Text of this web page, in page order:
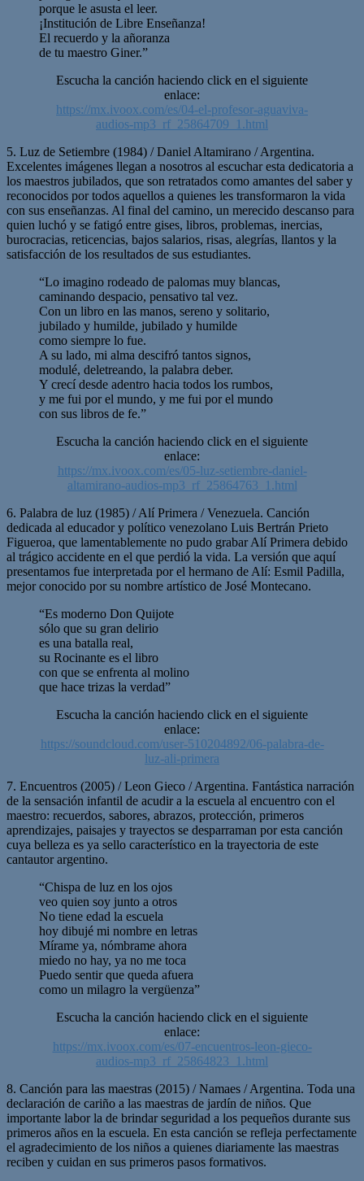
porque le asusta el leer.
¡Institución de Libre Enseñanza!
El recuerdo y la añoranza
de tu maestro Giner.”
Escucha la canción haciendo click en el siguiente
enlace:
https://mx.ivoox.com/es/04-el-profesor-aguaviva-
audios-mp3_rf_25864709_1.html
5. Luz de Setiembre (1984) / Daniel Altamirano / Argentina.
Excelentes imágenes llegan a nosotros al escuchar esta dedicatoria a
los maestros jubilados, que son retratados como amantes del saber y
reconocidos por todos aquellos a quienes les transformaron la vida
con sus enseñanzas. Al final del camino, un merecido descanso para
quien luchó y se fatigó entre gises, libros, problemas, inercias,
burocracias, reticencias, bajos salarios, risas, alegrías, llantos y la
satisfacción de los resultados de sus estudiantes.
“Lo imagino rodeado de palomas muy blancas,
caminando despacio, pensativo tal vez.
Con un libro en las manos, sereno y solitario,
jubilado y humilde, jubilado y humilde
como siempre lo fue.
A su lado, mi alma descifró tantos signos,
modulé, deletreando, la palabra deber.
Y crecí desde adentro hacia todos los rumbos,
y me fui por el mundo, y me fui por el mundo
con sus libros de fe.”
Escucha la canción haciendo click en el siguiente
enlace:
https://mx.ivoox.com/es/05-luz-setiembre-daniel-
altamirano-audios-mp3_rf_25864763_1.html
6. Palabra de luz (1985) / Alí Primera / Venezuela. Canción
dedicada al educador y político venezolano Luis Bertrán Prieto
Figueroa, que lamentablemente no pudo grabar Alí Primera debido
al trágico accidente en el que perdió la vida. La versión que aquí
presentamos fue interpretada por el hermano de Alí: Esmil Padilla,
mejor conocido por su nombre artístico de José Montecano.
“Es moderno Don Quijote
sólo que su gran delirio
es una batalla real,
su Rocinante es el libro
con que se enfrenta al molino
que hace trizas la verdad”
Escucha la canción haciendo click en el siguiente
enlace:
https://soundcloud.com/user-510204892/06-palabra-de-
luz-ali-primera
7. Encuentros (2005) / Leon Gieco / Argentina. Fantástica narración
de la sensación infantil de acudir a la escuela al encuentro con el
maestro: recuerdos, sabores, abrazos, protección, primeros
aprendizajes, paisajes y trayectos se desparraman por esta canción
cuya belleza es ya sello característico en la trayectoria de este
cantautor argentino.
“Chispa de luz en los ojos
veo quien soy junto a otros
No tiene edad la escuela
hoy dibujé mi nombre en letras
Mírame ya, nómbrame ahora
miedo no hay, ya no me toca
Puedo sentir que queda afuera
como un milagro la vergüenza”
Escucha la canción haciendo click en el siguiente
enlace:
https://mx.ivoox.com/es/07-encuentros-leon-gieco-
audios-mp3_rf_25864823_1.html
8. Canción para las maestras (2015) / Namaes / Argentina. Toda una
declaración de cariño a las maestras de jardín de niños. Que
importante labor la de brindar seguridad a los pequeños durante sus
primeros años en la escuela. En esta canción se refleja perfectamente
el agradecimiento de los niños a quienes diariamente las maestras
reciben y cuidan en sus primeros pasos formativos.